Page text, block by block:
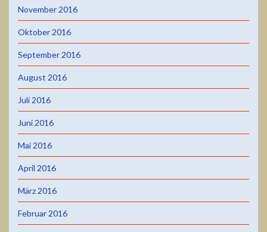
November 2016
Oktober 2016
September 2016
August 2016
Juli 2016
Juni 2016
Mai 2016
April 2016
März 2016
Februar 2016